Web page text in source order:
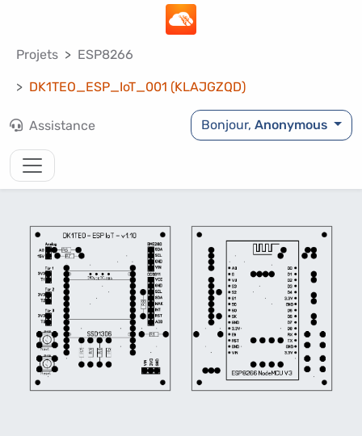
Projets ESP8266
DK1TEO_ESP_IoT_001 (KLAJGZQD)
Assistance Bonjour,Anonymous